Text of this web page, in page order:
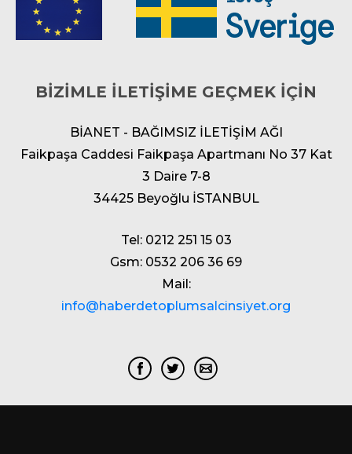
BİZİMLE İLETİŞİME GEÇMEK İÇİN
BİANET - BAĞIMSIZ İLETİŞİM AĞI
Faikpaşa Caddesi Faikpaşa Apartmanı No 37 Kat
3 Daire 7-8
34425 Beyoğlu İSTANBUL
Tel: 0212 251 15 03
Gsm: 0532 206 36 69
Mail:
info@haberdetoplumsalcinsiyet.org